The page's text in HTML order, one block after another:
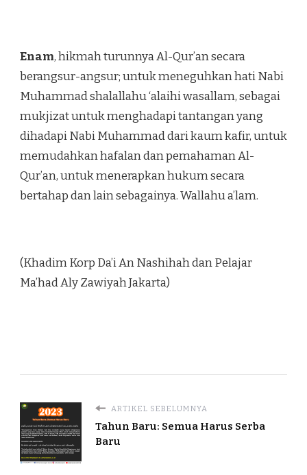
Enam, hikmah turunnya Al-Qur’an secara
berangsur-angsur; untuk meneguhkan hati Nabi
Muhammad shalallahu ‘alaihi wasallam, sebagai
mukjizat untuk menghadapi tantangan yang
dihadapi Nabi Muhammad dari kaum kafir, untuk
memudahkan hafalan dan pemahaman Al-
Qur’an, untuk menerapkan hukum secara
bertahap dan lain sebagainya. Wallahu a’lam.
(Khadim Korp Da’i An Nashihah dan Pelajar
Ma’had Aly Zawiyah Jakarta)
ARTIKEL SEBELUMNYA
Tahun Baru: Semua Harus Serba
Baru